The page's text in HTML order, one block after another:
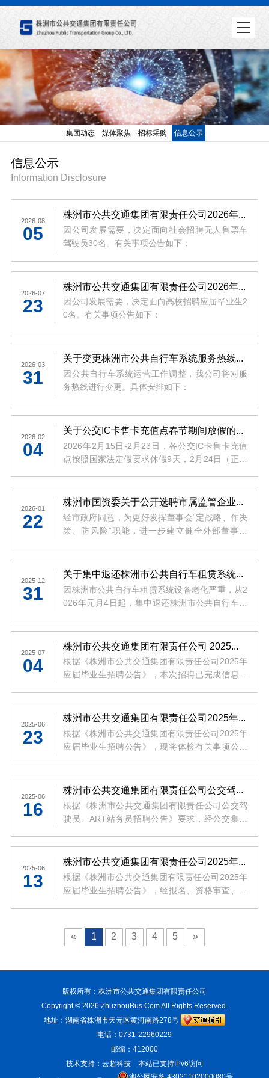
集团动态 媒体聚焦 招标采购 信息公示
信息公示
Information Disclosure
2026-08
05
株洲市公共交通集团有限责任公司2026年无人售票车驾驶员招聘公告
因公司发展需要，决定面向社会招聘无人售票车
驾驶员30名。有关事项公告如下：
2026-07
23
株洲市公共交通集团有限责任公司2026年应届毕业生招聘公告
因公司发展需要，决定面向高校招聘应届毕业生2
0名。有关事项公告如下：
2026-03
31
关于变更株洲市公共自行车系统服务热线的公告
因公共自行车系统运营工作调整，我公司将对服
务热线进行变更。具体安排如下：
2026-02
04
关于公交IC卡售卡充值点春节期间放假的通知
2026年2月15日-2月23日，各公交IC卡售卡充值
点按照国家法定假要求休假9天，2月24日（正月
2026-01
22
株洲市国资委关于公开选聘市属监管企业专职外部董事的公告
经市政府同意，为更好发挥董事会“定战略、作决
策、防风险”职能，进一步建立健全外部董事制
相关专业高级以上职称的优秀管理人员中选聘部
分人员担任专职外部董事，具体事宜公告如下：
2025-12
31
关于集中退还株洲市公共自行车租赁系统用户押金及租赁费余额的公告
因株洲市公共自行车租赁系统设备老化严重，从2
026年元月4日起，集中退还株洲市公共自行车租
2025-07
04
株洲市公共交通集团有限责任公司 2025年应届毕业生招聘拟录用人员公示
根据《株洲市公共交通集团有限责任公司2025年
应届毕业生招聘公告》，本次招聘已完成信息发
程序。
2025-06
23
株洲市公共交通集团有限责任公司2025年应届毕业生招聘体检公告
根据《株洲市公共交通集团有限责任公司2025年
应届毕业生招聘公告》，现将体检有关事项公告
2025-06
16
株洲市公共交通集团有限责任公司公交驾驶员、ART站务员招聘拟聘人员公示
根据《株洲市公共交通集团有限责任公司公交驾
驶员、ART站务员招聘公告》要求，经公交集团
员7名。现将拟聘人员名单予以公示（详见附
件）。公示期为5个工作日，公示期内如有异议，
请向公交集团纪检监察室反映。
2025-06
13
株洲市公共交通集团有限责任公司2025年应届毕业生招聘调整车辆技术管理员面试开考比例及面试公告
根据《株洲市公共交通集团有限责任公司2025年
应届毕业生招聘公告》，经报名、资格审查、笔
« 1 2 3 4 5 »
版权所有：株洲市公共交通集团有限责任公司
Copyright © 2026 ZhuzhouBus.ComAll Rights Reserved.
地址：湖南省株洲市天元区黄河南路278号
电话：0731-22960229
邮编：412000
技术支持：云超科技 本站已支持IPv6访问